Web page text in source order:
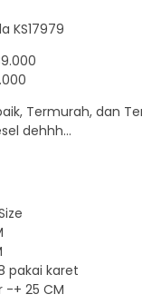
KS17979
Termurah, dan
dehhh…
pakai karet
-+ 25 CM